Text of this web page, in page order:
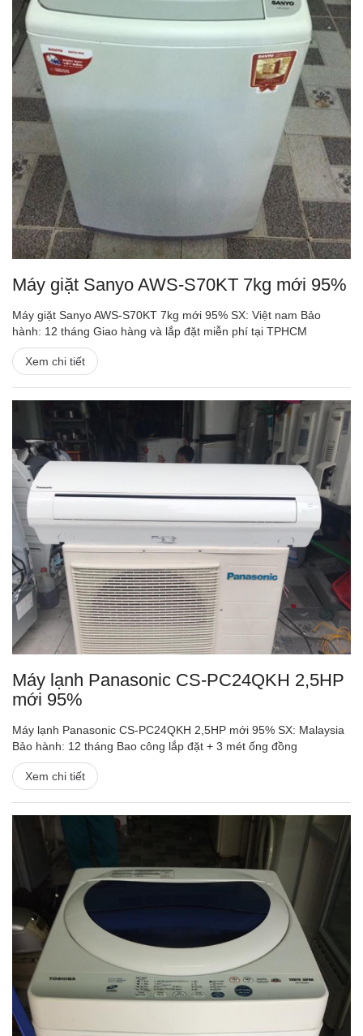
Máy giặt Sanyo AWS-S70KT 7kg mới 95%
Máy giặt Sanyo AWS-S70KT 7kg mới 95% SX: Việt nam Bảo
hành: 12 tháng Giao hàng và lắp đặt miễn phí tại TPHCM
Xem chi tiết
Máy lạnh Panasonic CS-PC24QKH 2,5HP
mới 95%
Máy lạnh Panasonic CS-PC24QKH 2,5HP mới 95% SX: Malaysia
Bảo hành: 12 tháng Bao công lắp đặt + 3 mét ống đồng
Xem chi tiết